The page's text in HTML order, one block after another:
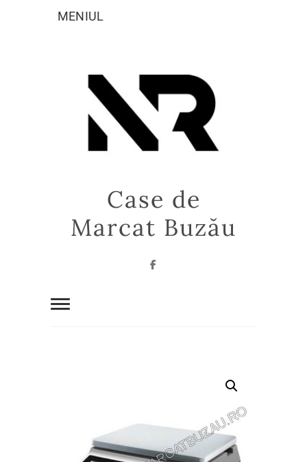
MENIUL
Case de
Marcat Buzău
Facebook